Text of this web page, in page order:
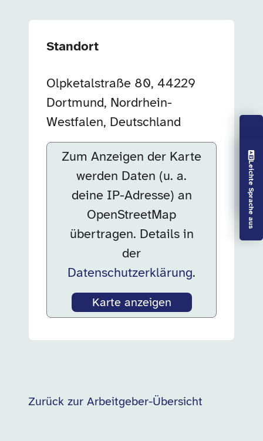
Vorlesen aus
Leichte Sprache aus
Standort
Olpketalstraße 80, 44229
Dortmund, Nordrhein-
Westfalen, Deutschland
Zum Anzeigen der Karte
werden Daten (u. a.
deine IP-Adresse) an
OpenStreetMap
übertragen. Details in
der
Datenschutzerklärung.
Karte anzeigen
Zurück zur Arbeitgeber-Übersicht